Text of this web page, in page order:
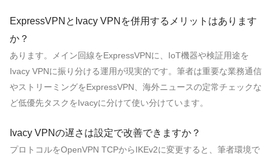
ExpressVPNとIvacy VPNを併用するメリットはあります
か？
あります。メイン回線をExpressVPNに、IoT機器や検証用途を
Ivacy VPNに振り分ける運用が現実的です。筆者は重要な業務通信
やストリーミングをExpressVPN、海外ニュースの定常チェックな
ど低優先タスクをIvacyに分けて使い分けています。
Ivacy VPNの遅さは設定で改善できますか？
プロトコルをOpenVPN TCPからIKEv2に変更すると、筆者環境で